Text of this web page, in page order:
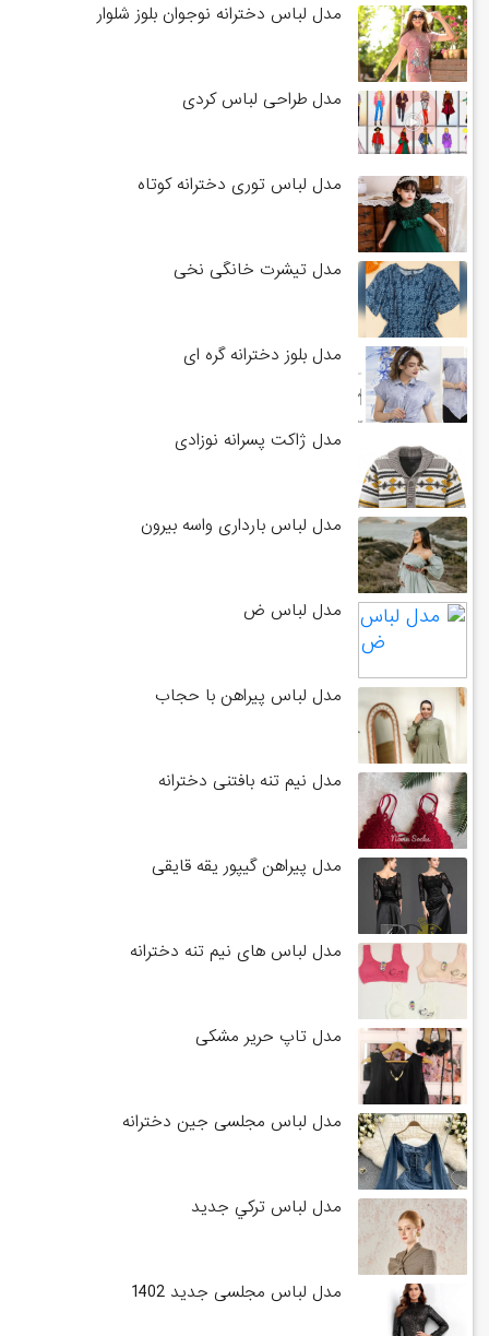
مدل لباس دخترانه نوجوان بلوز شلوار
مدل طراحی لباس کردی
مدل لباس توری دخترانه کوتاه
مدل تیشرت خانگی نخی
مدل بلوز دخترانه گره ای
مدل ژاکت پسرانه نوزادی
مدل لباس بارداری واسه بیرون
مدل لباس ض
مدل لباس پیراهن با حجاب
مدل نیم تنه بافتنی دخترانه
مدل پیراهن گیپور یقه قایقی
مدل لباس های نیم تنه دخترانه
مدل تاپ حریر مشکی
مدل لباس مجلسی جین دخترانه
مدل لباس تركي جديد
مدل لباس مجلسی جدید 1402